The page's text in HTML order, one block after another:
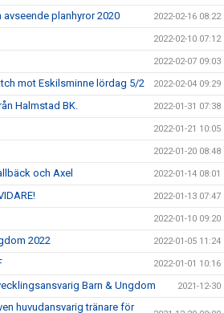
planhyror 2020 2022-02-16 08:22
2022-02-10 07:12
2022-02-07 09:03
mot Eskilsminne lördag 5/2 2022-02-04 09:29
Halmstad BK. 2022-01-31 07:38
2022-01-21 10:05
2022-01-20 08:48
och Axel 2022-01-14 08:01
2022-01-13 07:47
2022-01-10 09:20
2022 2022-01-05 11:24
2022-01-01 10:16
Barn & Ungdom 2021-12-30
huvudansvarig tränare för